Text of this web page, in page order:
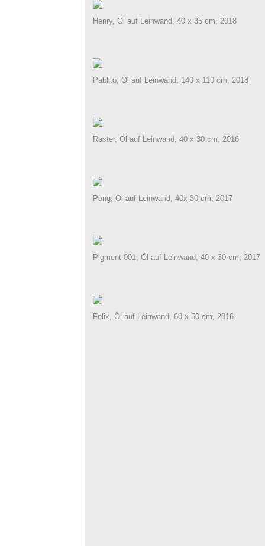
Henry, Öl auf Leinwand, 40 x 35 cm, 2018
Pablito, Öl auf Leinwand, 140 x 110 cm, 2018
Raster, Öl auf Leinwand, 40 x 30 cm, 2016
Pong, Öl auf Leinwand, 40x 30 cm, 2017
Pigment 001, Öl auf Leinwand, 40 x 30 cm, 2017
Felix, Öl auf Leinwand, 60 x 50 cm, 2016